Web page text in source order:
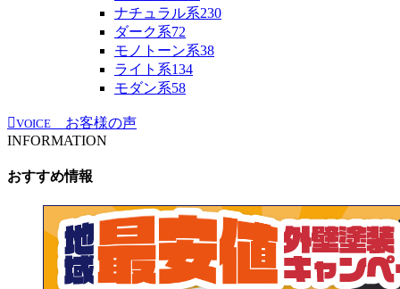
ナチュラル系230
ダーク系72
モノトーン系38
ライト系134
モダン系58
VOICE
お客様の声
INFORMATION
おすすめ情報